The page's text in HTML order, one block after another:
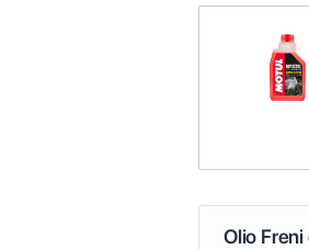
Olio